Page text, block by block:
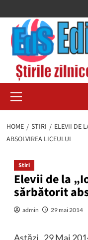
to
content
Menu
HOME STIRI
ELEVII DE
ABSOLVIREA LICEULUI
Stiri
Elevii de la
sărbătorit
admin 29 mai 2014
Astăzi, 29 Mai